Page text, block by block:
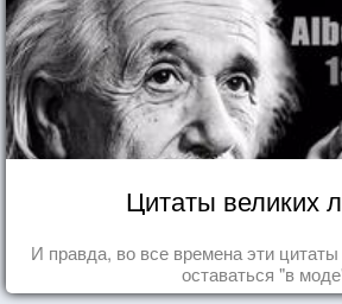
Цитаты великих
И правда, во все времена эти
оставаться "в